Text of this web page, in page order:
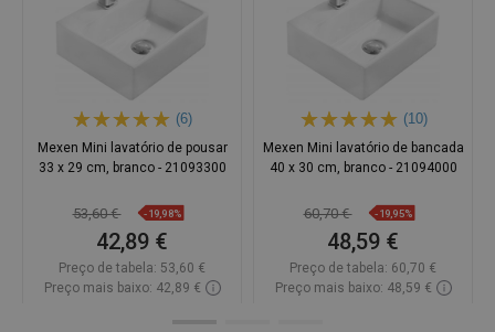
(6)
Mexen Mini lavatório de pousar
33 x 29 cm, branco - 21093300
53,60 € -19,98%
42,89 €
Preço de tabela: 53,60 €
Preço mais baixo: 42,89 €
(10)
Mexen Mini lavatório de bancada
40 x 30 cm, branco - 21094000
60,70 € -19,95%
48,59 €
Preço de tabela: 60,70 €
Preço mais baixo: 48,59 €